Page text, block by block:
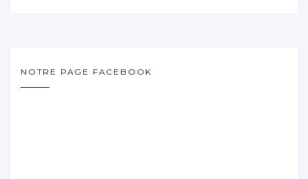
NOTRE PAGE FACEBOOK